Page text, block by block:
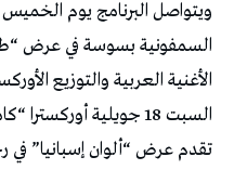
السمفونية بسوسة في عرض
الأغنية العربية والتوزيع
السبت 18 جويلية
تقدم عرض “ألوان إسبانيا”